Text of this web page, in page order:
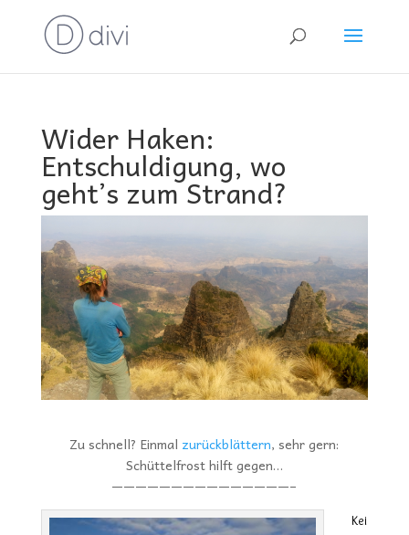
Wider Haken:
Entschuldigung, wo
geht’s zum Strand?
Zu schnell? Einmal zurückblättern, sehr gern:
Schüttelfrost hilft gegen…
———————————————–
Kei